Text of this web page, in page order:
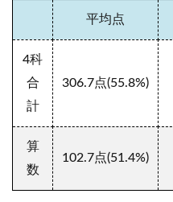
平均点
4科
合
計
306.7点(55.8%)
算
数
102.7点(51.4%)